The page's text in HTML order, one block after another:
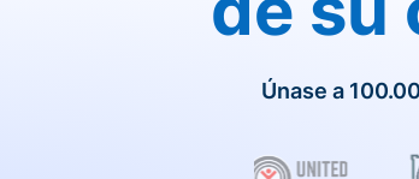
Únase a